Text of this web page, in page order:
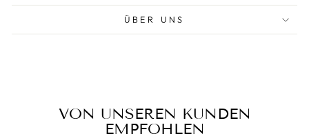
ÜBER UNS
VON UNSEREN KUNDEN
EMPFOHLEN